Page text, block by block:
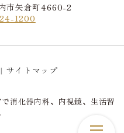
市矢倉町4660-2
1200
サイトマップ
消化器内科、内視鏡、生活習